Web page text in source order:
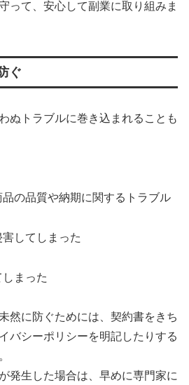
って、安心して副業に取り組みま
ぐ
ぬトラブルに巻き込まれることも
の品質や納期に関するトラブル
してしまった
まった
然に防ぐためには、契約書をきち
バシーポリシーを明記したりする
発生した場合は、早めに専門家に